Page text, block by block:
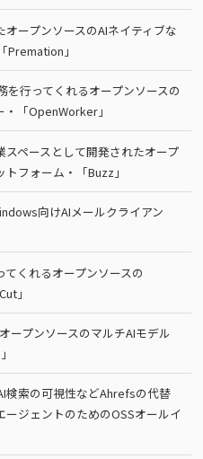
ープンソースのAIネイティブな
Premation」
行ってくれるオープンソースの
「OpenWorker」
ペースとして開発されたオープ
フォーム・「Buzz」
向けAIメールクライアン
くれるオープンソースの
」
ープンソースのマルチAIモデル
検索の可視性などAhrefsの代替
ージェントのためのOSSオールイ